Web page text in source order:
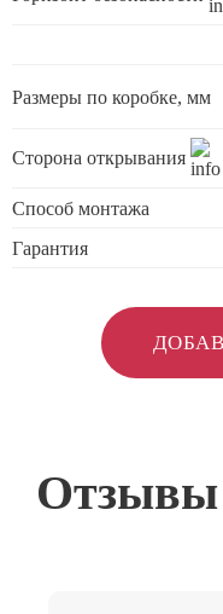
Размеры по коробке, мм
Сторона открывания
Способ монтажа
Гарантия
Отзывы